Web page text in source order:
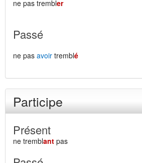
ne pas trembler
Passé
ne pas avoir tremblé
Participe
Présent
ne tremblant pas